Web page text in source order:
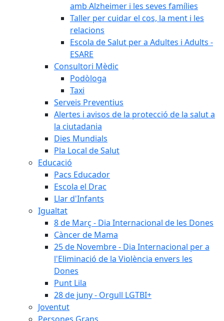
amb Alzheimer i les seves famílies
Taller per cuidar el cos, la ment i les
relacions
Escola de Salut per a Adultes i Adults -
ESARE
Consultori Mèdic
Podòloga
Taxi
Serveis Preventius
Alertes i avisos de la protecció de la salut a
la ciutadania
Dies Mundials
Pla Local de Salut
Educació
Pacs Educador
Escola el Drac
Llar d'Infants
Igualtat
8 de Març - Dia Internacional de les Dones
Càncer de Mama
25 de Novembre - Dia Internacional per a
l'Eliminació de la Violència envers les
Dones
Punt Lila
28 de juny - Orgull LGTBI+
Joventut